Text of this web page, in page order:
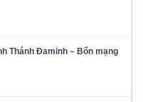
Thánh Đaminh – Bổn mạng